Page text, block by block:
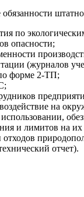
по
опасности;
(журналов
по форме 2-ТП;
на
и лимитов на
отчет).